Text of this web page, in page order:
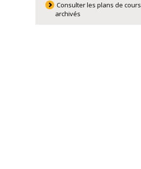
Consulter les plans de cours
archivés